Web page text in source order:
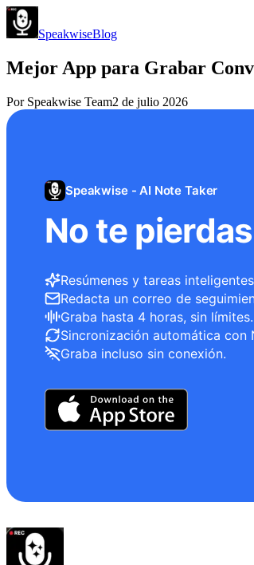
SpeakwiseBlog
Mejor App para Grabar
Por Speakwise Team2 de julio 2026
Speakwise - AI Note Taker
No te
Resúmenes y tareas
Redacta un correo de
Graba hasta 4 horas, sin límites.
Sincronización automática con
Graba incluso sin conexión.